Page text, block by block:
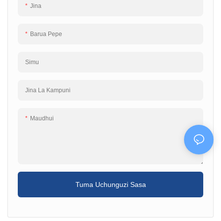
Jina
Barua Pepe
Simu
Jina La Kampuni
Maudhui
Tuma Uchunguzi Sasa
kinafaa kwa mitambo ambapo nafasi
utendaji wa hali ya juu. ● Nguvu
MOQ: PCS 1 ● Muda wa malipo: